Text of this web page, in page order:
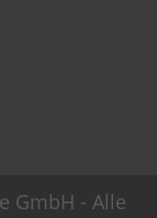
GmbH - Alle